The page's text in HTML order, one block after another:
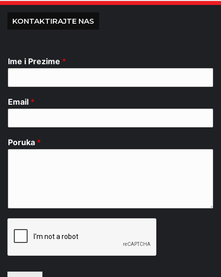
KONTAKTIRAJTE NAS
Ime i Prezime *
Email *
Poruka *